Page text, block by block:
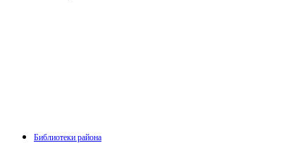
Библиотеки района